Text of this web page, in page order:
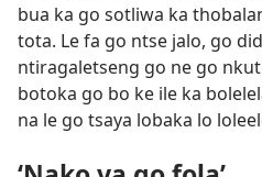
bua ka go sotliwa ka
tota. Le fa go ntse jalo, go
ntiragaletseng go ne go
botoka go bo ke ile ka
na le go tsaya lobaka lo